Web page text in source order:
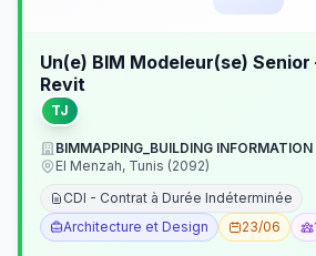
Un(e) BIM Modeleur(se)
Revit
TJ
BIMMAPPING_BUILDING
El Menzah, Tunis (2092)
CDI - Contrat à Durée Indéterminée
Architecture et Design
23/06